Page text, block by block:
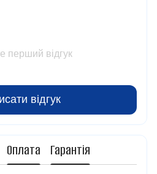
перший відгук
відгук
Оплата Гарантія